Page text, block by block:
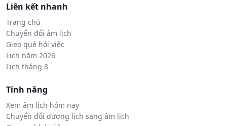
Liên kết nhanh
Trang chủ
Chuyển đổi âm lịch
Gieo quẻ hỏi việc
Lịch năm 2026
Lịch tháng 8
Tính năng
Xem âm lịch hôm nay
Chuyển đổi dương lịch sang âm lịch